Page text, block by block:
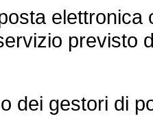
elettronica
previsto
dei gestori di